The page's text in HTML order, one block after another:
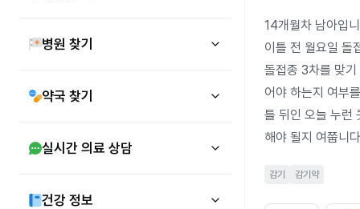
병원 찾기
약국 찾기
실시간 의료 상담
건강 정보
14개월차 남아입
이틀 전 월요일 돌
돌접종 3차를 맞
어야 하는지 여부
틀 뒤인 오늘 누런
해야 될지 여쭙니
감기 감기약